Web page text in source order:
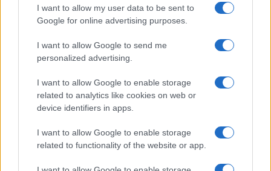
I want to allow my user data to be sent to
Google for online advertising purposes.
I want to allow Google to send me
personalized advertising.
I want to allow Google to enable storage
related to analytics like cookies on web or
device identifiers in apps.
I want to allow Google to enable storage
related to functionality of the website or app.
, del 30 settembre 2020, interessante solo
come memoria di parte della Commissione. In
particolare, ilcapitolo riguardante la Polonia
ripete stancamente l’elenco delle lagnanze, alcune
delle quali già oggetto di procedura di infrazione.
E, dalla Commissione, sulla Polonia è tutto.